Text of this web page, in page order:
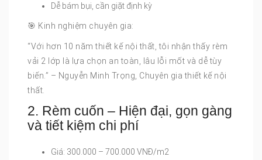
Dễ bám bụi, cần giặt định kỳ
🎯 Kinh nghiệm chuyên gia:
“Với hơn 10 năm thiết kế nội thất, tôi nhận thấy rèm
vải 2 lớp là lựa chọn an toàn, lâu lỗi mốt và dễ tùy
biến.” – Nguyễn Minh Trọng, Chuyên gia thiết kế nội
thất.
2. Rèm cuốn – Hiện đại, gọn gàng
và tiết kiệm chi phí
Giá: 300.000 – 700.000 VNĐ/m2